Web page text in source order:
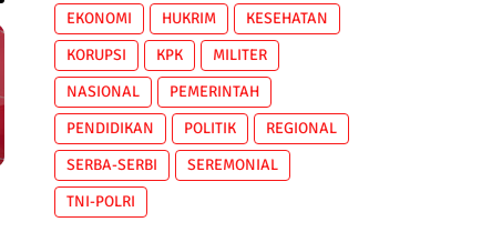
EKONOMI HUKRIM
KESEHATAN
KORUPSI
KPK
MILITER
NASIONAL
PEMERINTAH
PENDIDIKAN
POLITIK
REGIONAL
SERBA-SERBI
SEREMONIAL
TNI-POLRI